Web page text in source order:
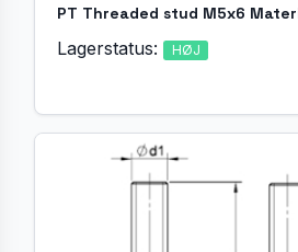
Lagerstatus: HØJ